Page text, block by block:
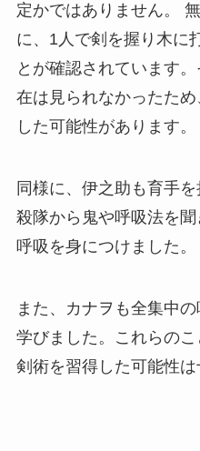
定かではありません。
に、1人で剣を握り木に
とが確認されています
在は見られなかったた
した可能性があります。
同様に、伊之助も育手
殺隊から鬼や呼吸法を
呼吸を身につけました。
また、カナヲも全集中
学びました。これらの
剣術を習得した可能性は